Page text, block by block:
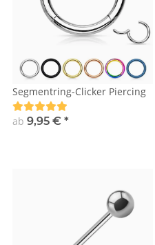
Segmentring-Clicker Piercing
ab 9,95 € *